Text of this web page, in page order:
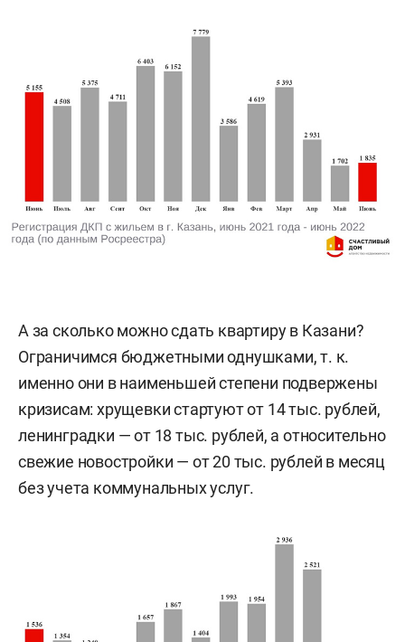
А за сколько можно сдать квартиру в Казани?
Ограничимся бюджетными однушками, т. к.
именно они в наименьшей степени подвержены
кризисам: хрущевки стартуют от 14 тыс. рублей,
ленинградки — от 18 тыс. рублей, а относительно
свежие новостройки — от 20 тыс. рублей в месяц
без учета коммунальных услуг.